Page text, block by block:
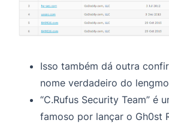
Isso também dá outra
nome verdadeiro do
“C.Rufus Security Team” é
famoso por lançar o Gh0st